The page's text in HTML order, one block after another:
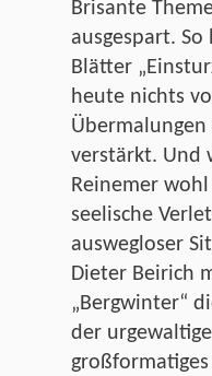
Brisante
ausgespart.
Blätter
heute nichts
verstärkt. Und
Reinemer
seelische
auswegloser
Dieter Beirich
„Bergwinter“
der